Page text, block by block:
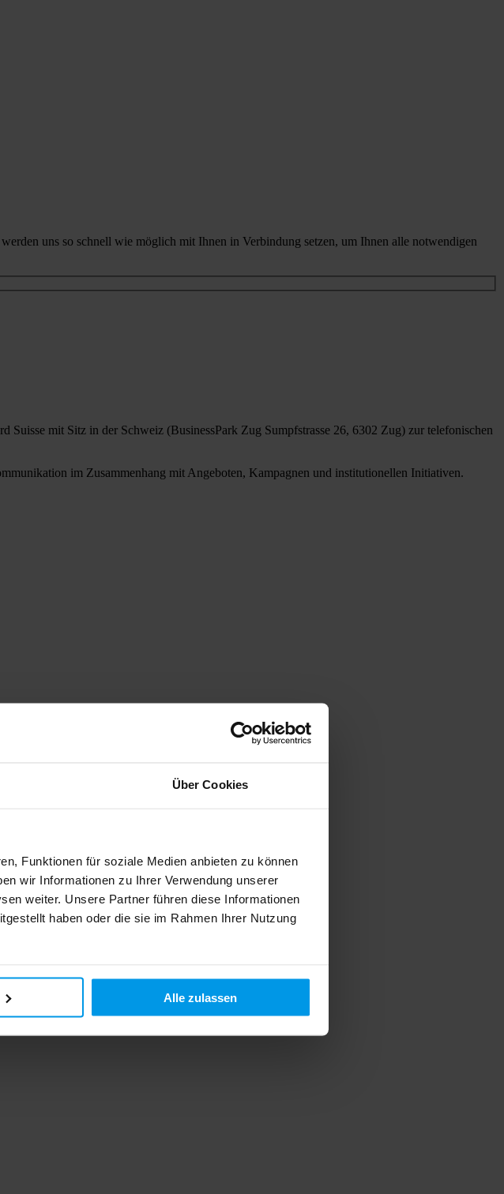
Über Cookies
Funktionen für soziale Medien anbieten zu können
wir Informationen zu Ihrer Verwendung unserer
weiter. Unsere Partner führen diese Informationen
haben oder die sie im Rahmen Ihrer Nutzung
Alle zulassen
uns so schnell wie möglich mit Ihnen in Verbindung setzen, um Ihnen alle notwendigen
Suisse mit Sitz in der Schweiz (BusinessPark Zug Sumpfstrasse 26, 6302 Zug) zur telefonischen
im Zusammenhang mit Angeboten, Kampagnen und institutionellen Initiativen.